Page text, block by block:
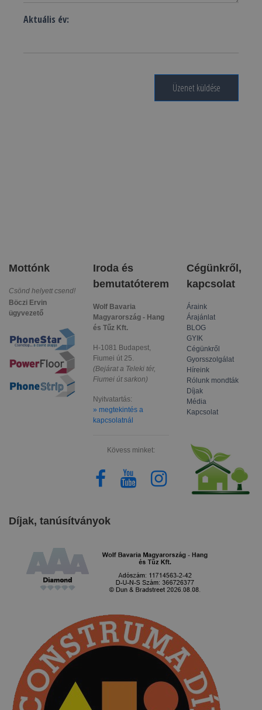
Aktuális év:
Üzenet küldése
Mottónk
Csönd helyett csend!
Böczi Ervin
ügyvezető
Iroda és
bemutatóterem
Wolf Bavaria
Magyarország - Hang
és Tűz Kft.
H-1081 Budapest,
Fiumei út 25.
(Bejárat a Teleki tér,
Fiumei út sarkon)
Nyitvatartás:
» megtekintés a
kapcsolatnál
Kövess minket:
Cégünkről,
kapcsolat
Áraink
Árajánlat
BLOG
GYIK
Cégünkről
Gyorsszolgálat
Híreink
Rólunk mondták
Díjak
Média
Kapcsolat
Díjak, tanúsítványok